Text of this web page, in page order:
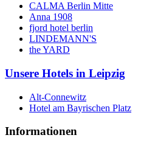
CALMA Berlin Mitte
Anna 1908
fjord hotel berlin
LINDEMANN'S
the YARD
Unsere Hotels in Leipzig
Alt-Connewitz
Hotel am Bayrischen Platz
Informationen